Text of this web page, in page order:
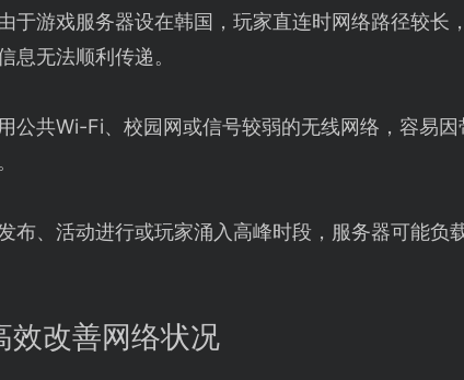
于游戏服务器设在韩国，玩家直连时网络路径较长
息无法顺利传递。
公共Wi-Fi、校园网或信号较弱的无线网络，容易
布、活动进行或玩家涌入高峰时段，服务器可能负
效改善网络状况